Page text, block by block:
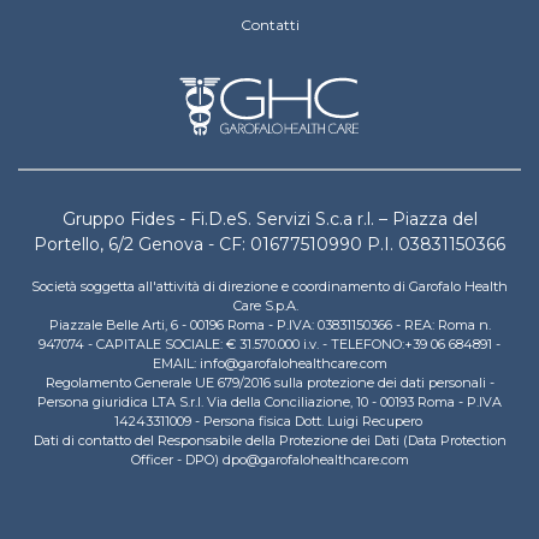
Contatti
Gruppo Fides - Fi.D.eS. Servizi S.c.a r.l. – Piazza del
Portello, 6/2 Genova - CF: 01677510990 P.I. 03831150366
Società soggetta all'attività di direzione e coordinamento di Garofalo Health
Care S.p.A.
Piazzale Belle Arti, 6 - 00196 Roma - P.IVA: 03831150366 - REA: Roma n.
947074 - CAPITALE SOCIALE: € 31.570.000 i.v. - TELEFONO:+39 06 684891 -
EMAIL: info@garofalohealthcare.com
Regolamento Generale UE 679/2016 sulla protezione dei dati personali -
Persona giuridica LTA S.r.l. Via della Conciliazione, 10 - 00193 Roma - P.IVA
14243311009 - Persona fisica Dott. Luigi Recupero
Dati di contatto del Responsabile della Protezione dei Dati (Data Protection
Officer - DPO) dpo@garofalohealthcare.com